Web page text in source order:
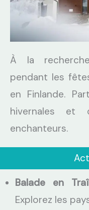
À la
pendant les
en Finlande.
hivernales et
enchanteurs.
Balade en
Explorez les